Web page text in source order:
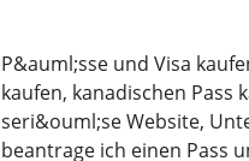
P&auml;sse und Visa
kaufen, kanadischen Pass
seri&ouml;se Website,
beantrage ich einen Pass